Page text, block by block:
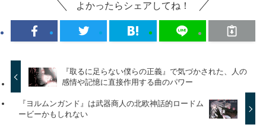
よかったらシェアしてね！
『取るに足らない僕らの正義』で気づかされた、人の
感情や記憶に直接作用する曲のパワー
『ヨルムンガンド』は武器商人の北欧神話的ロードム
ービーかもしれない